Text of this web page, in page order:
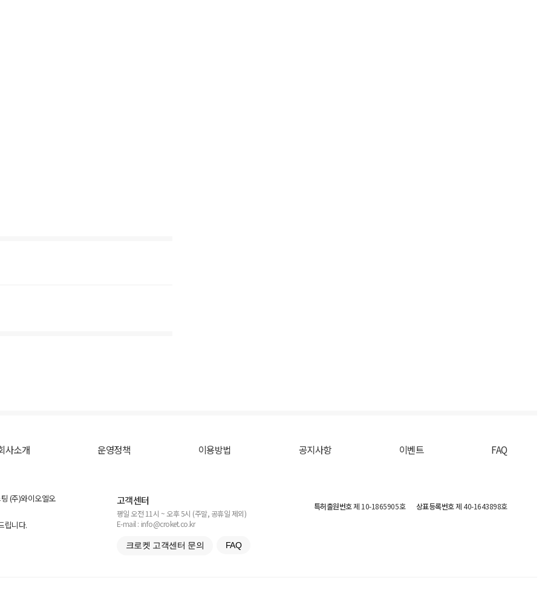
사소개 운영정책 이용방법 공지사항 이벤트 FAQ
(주)와이오엘오
립니다.
고객센터
평일 오전 11시 ~ 오후 5시 (주말, 공휴일 제외)
E-mail : info@croket.co.kr
크로켓 고객센터 문의 FAQ
특허출원번호제 10-1865905호 상표등록번호제 40-1643898호